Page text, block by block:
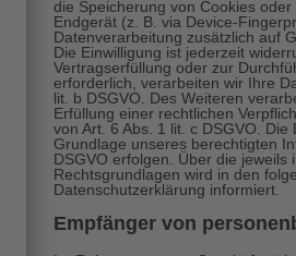
die Speicherung von Cookies
Endgerät (z. B. via Device-
Datenverarbeitung zusätzlich auf
Die Einwilligung ist jederzeit
Vertragserfüllung oder zur
erforderlich, verarbeiten wir Ihre
lit. b DSGVO. Des Weiteren
Erfüllung einer rechtlichen
von Art. 6 Abs. 1 lit. c DSGVO.
Grundlage unseres berechtigten
DSGVO erfolgen. Über die jeweils
Rechtsgrundlagen wird in den
Datenschutzerklärung informiert.
Empfänger von